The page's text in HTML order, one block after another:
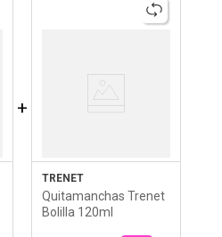
+
TRENET
Quitamanchas Trenet
Bolilla 120ml